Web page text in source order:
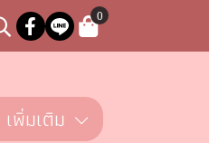
0
เพิ่มเติม